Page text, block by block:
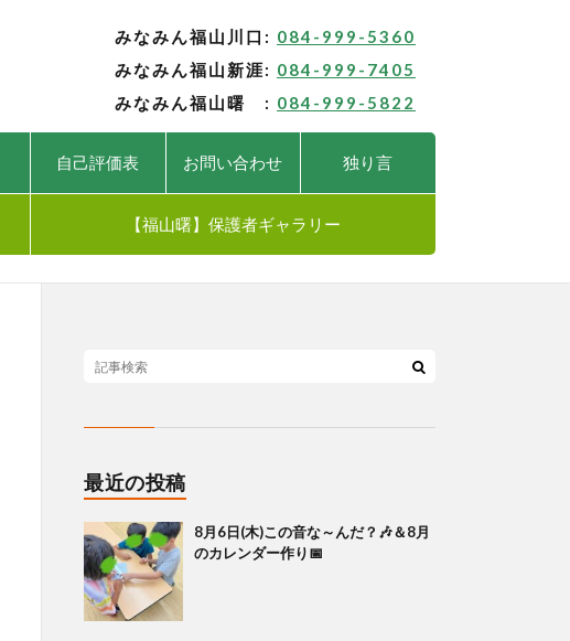
みなみん福山川口: 084-999-5360
みなみん福山新涯: 084-999-7405
みなみん福山曙 : 084-999-5822
自己評価表 お問い合わせ 独り言
【福山曙】保護者ギャラリー
最近の投稿
8月6日(木)この音な～んだ？🎶＆8月
のカレンダー作り📅